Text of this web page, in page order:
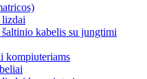
kabelis su jungtimi
kompiuteriams